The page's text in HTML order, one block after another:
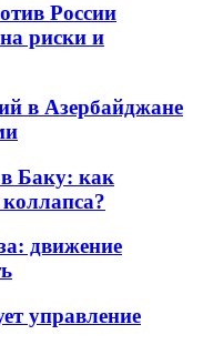
России
риски и
в Азербайджане
Баку: как
движение
управление